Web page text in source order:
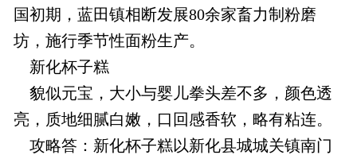
国初期，蓝田镇相断发展80余家畜力制粉磨
坊，施行季节性面粉生产。
新化杯子糕
貌似元宝，大小与婴儿拳头差不多，颜色透
亮，质地细腻白嫩，口回感香软，略有粘连。
攻略答：新化杯子糕以新化县城城关镇南门